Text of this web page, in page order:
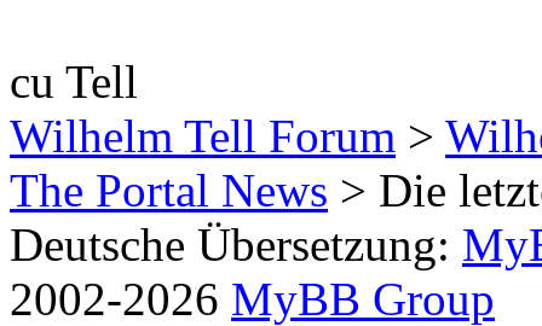
cu Tell
Wilhelm Tell Forum >
The Portal News > Die
Deutsche Übersetzung:
2002-2026 MyBB Group